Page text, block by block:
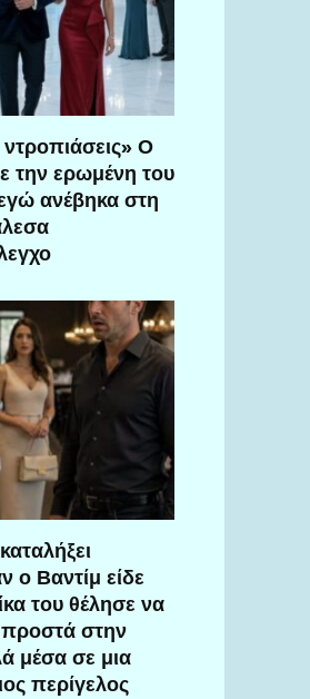
Ο
την ερωμένη του
ανέβηκα στη
ο Βαντίμ είδε
του θέλησε να
στην
μέσα σε μια
περίγελος